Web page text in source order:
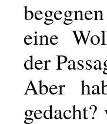
eine
der
Aber